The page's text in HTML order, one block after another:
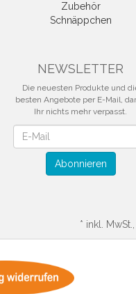
Zubehör
Schnäppchen
NEWSLETTER
Die neuesten Produkte und
besten Angebote per E-Mail,
Ihr nichts mehr verpasst.
Abonnieren
* inkl.